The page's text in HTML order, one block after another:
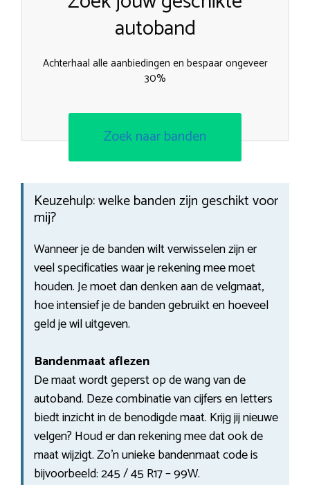
autoband
Achterhaal alle aanbiedingen en bespaar ongeveer
30%
Zoek naar banden
Keuzehulp: welke banden zijn geschikt voor
mij?
Wanneer je de banden wilt verwisselen zijn er
veel specificaties waar je rekening mee moet
houden. Je moet dan denken aan de velgmaat,
hoe intensief je de banden gebruikt en hoeveel
geld je wil uitgeven.
Bandenmaat aflezen
De maat wordt geperst op de wang van de
autoband. Deze combinatie van cijfers en letters
biedt inzicht in de benodigde maat. Krijg jij nieuwe
velgen? Houd er dan rekening mee dat ook de
maat wijzigt. Zo’n unieke bandenmaat code is
bijvoorbeeld: 245 / 45 R17 – 99W.